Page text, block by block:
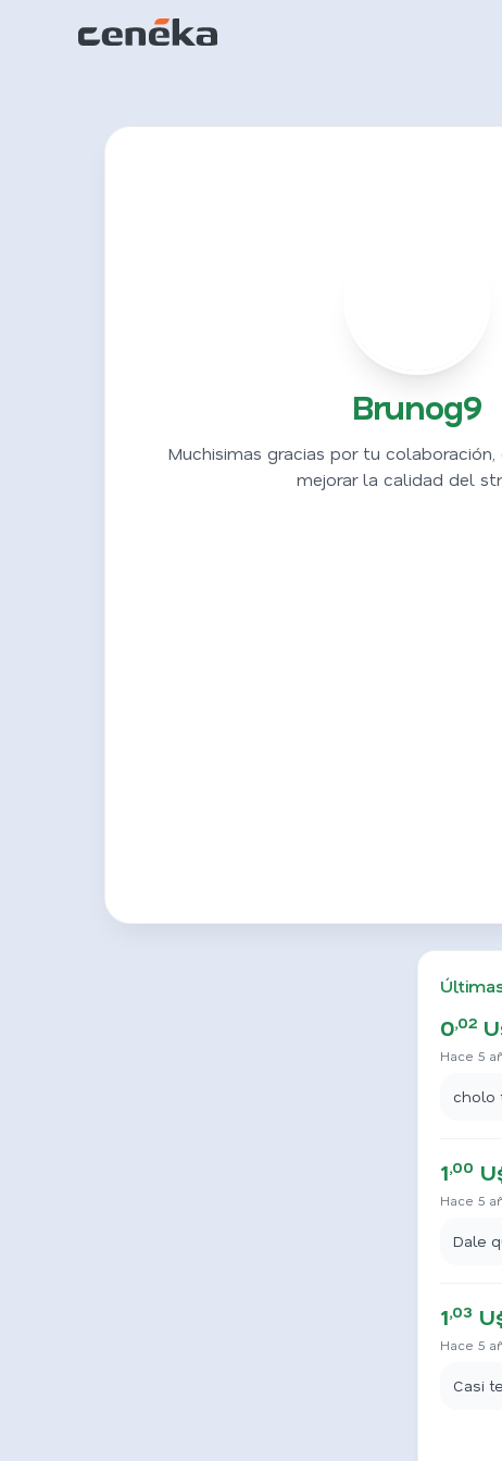
Brunog9
Muchisimas gracias por tu
mejorar la calidad del
0,02
Hace 5
cholo
1,00
Hace 5
Dale
1,03
Hace 5
Casi